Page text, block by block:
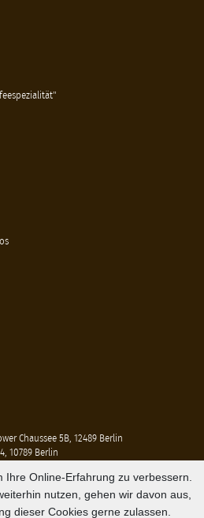
Chaussee 5B, 12489 Berlin
10789 Berlin
Online-Erfahrung zu verbessern.
nutzen, gehen wir davon aus,
dieser Cookies gerne zulassen.